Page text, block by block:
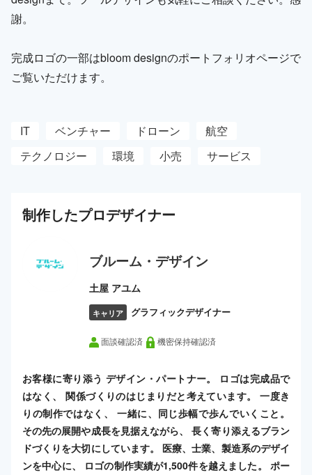
謝。
完成ロゴの一部はbloom designのポートフォリオページで
ご覧いただけます。
IT ベンチャー ドローン
航空
テクノロジー
環境 小売 サービス
制作したプロデザイナー
ブルーム・デザイン
土屋 アユム
キャリア グラフィックデザイナー
面談確認済 機密保持確認済
お客様に寄り添う デザイン・パートナー。 ロゴは完成品で
はなく、 関係づくりのはじまりだと考えています。 一度き
りの制作ではなく、 一緒に、同じ歩幅で歩んでいくこと。
その先の展開や成長を見据えながら、 長く寄り添えるブラン
ドづくりを大切にしています。 医療、士業、製造系のデザイ
ンを中心に、 ロゴの制作実績が1,500件を越えました。 ポー